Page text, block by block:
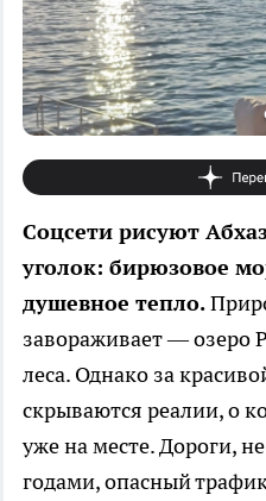
Соцсети рисуют
уголок: бирюзовое
душевное тепло.
завораживает — озеро
леса. Однако за
скрываются реалии, о
уже на месте. Дороги,
годами, опасный